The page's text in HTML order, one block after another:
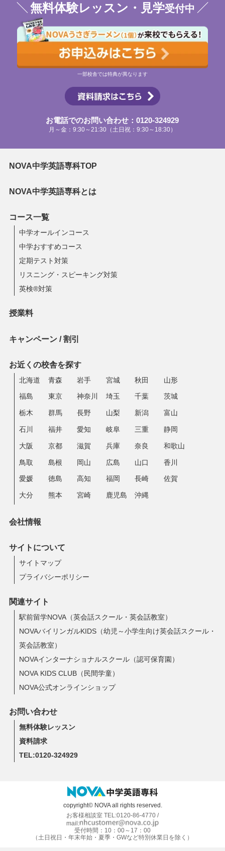
無料体験レッスン・見学受付中
一部校舎では特典が異なります
お電話でのお問い合わせ：0120-324929
月～金：9:30～21:30（土日祝：9:30～18:30）
NOVA中学英語専科TOP
NOVA中学英語専科とは
コース一覧
中学オールインコース
中学おすすめコース
定期テスト対策
リスニング・スピーキング対策
英検®対策
授業料
キャンペーン / 割引
お近くの校舎を探す
北海道 青森 岩手 宮城 秋田 山形
福島 東京 神奈川 埼玉 千葉 茨城
栃木 群馬 長野 山梨 新潟 富山
石川 福井 愛知 岐阜 三重 静岡
大阪 京都 滋賀 兵庫 奈良 和歌山
鳥取 島根 岡山 広島 山口 香川
愛媛 徳島 高知 福岡 長崎 佐賀
大分 熊本 宮崎 鹿児島 沖縄
会社情報
サイトについて
サイトマップ
プライバシーポリシー
関連サイト
駅前留学NOVA（英会話スクール・英会話教室）
NOVAバイリンガルKIDS（幼児～小学生向け英会話スクール・
英会話教室）
NOVAインターナショナルスクール（認可保育園）
NOVA KIDS CLUB（民間学童）
NOVA公式オンラインショップ
お問い合わせ
無料体験レッスン
資料請求
TEL:0120-324929
copyright© NOVA all rights reserved.
お客様相談室 TEL:0120-86-4770 /
mail:
受付時間：10：00～17：00
（土日祝日・年末年始・夏季・GWなど特別休業日を除く）